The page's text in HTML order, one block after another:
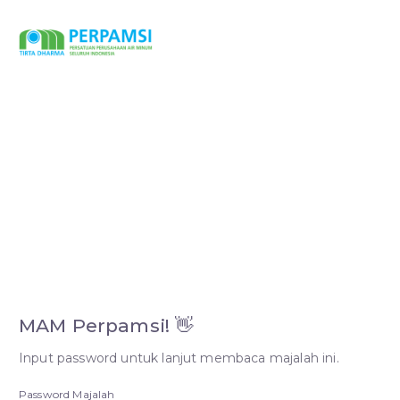
MAM Perpamsi! 👋
Input password untuk lanjut membaca majalah ini.
Password Majalah